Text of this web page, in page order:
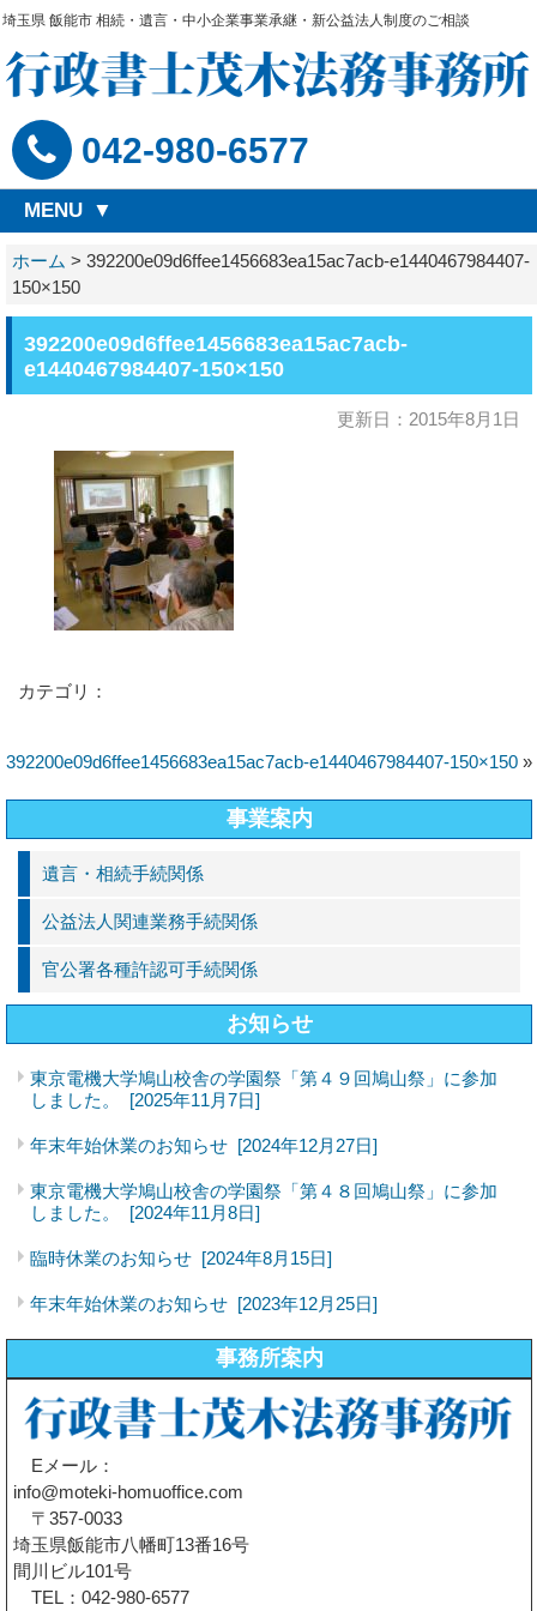
埼玉県 飯能市 相続・遺言・中小企業事業承継・新公益法人制度のご相談
042-980-6577
MENU
ホーム > 392200e09d6ffee1456683ea15ac7acb-e1440467984407-
150×150
392200e09d6ffee1456683ea15ac7acb-
e1440467984407-150×150
更新日：2015年8月1日
カテゴリ：
392200e09d6ffee1456683ea15ac7acb-e1440467984407-150×150 »
事業案内
遺言・相続手続関係
公益法人関連業務手続関係
官公署各種許認可手続関係
お知らせ
東京電機大学鳩山校舎の学園祭「第４９回鳩山祭」に参加
しました。 [2025年11月7日]
年末年始休業のお知らせ [2024年12月27日]
東京電機大学鳩山校舎の学園祭「第４８回鳩山祭」に参加
しました。 [2024年11月8日]
臨時休業のお知らせ [2024年8月15日]
年末年始休業のお知らせ [2023年12月25日]
事務所案内
Eメール：
info@moteki-homuoffice.com
〒357-0033
埼玉県飯能市八幡町13番16号
間川ビル101号
TEL：042-980-6577